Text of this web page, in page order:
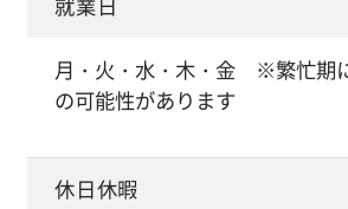
月・火・水・木・金 ※繁忙期
の可能性があります
休日休暇